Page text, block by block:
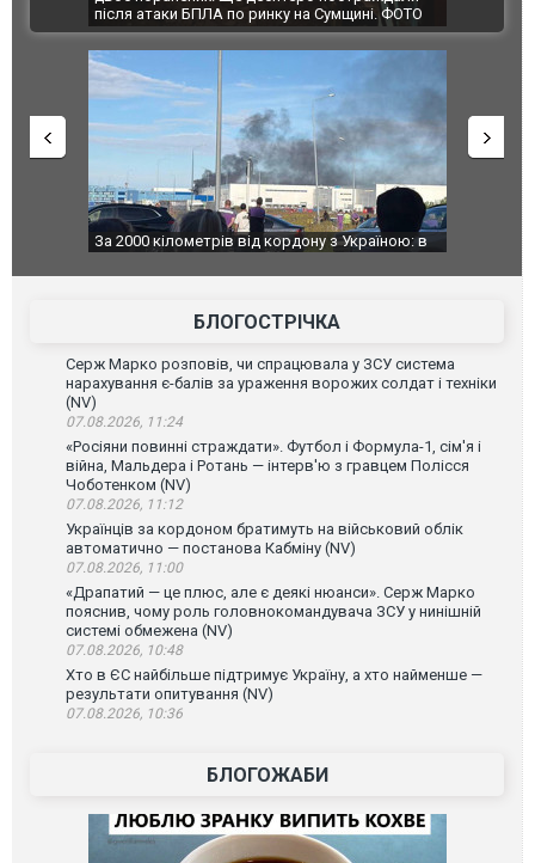
після атаки БПЛА по ринку на Сумщині. ФОТО
склад
ВІДЕО
За 2000 кілометрів від кордону з Україною: в
склад Wildberries. ФОТО. ВІДЕО
В Таїланді
блискавки
БЛОГОСТРІЧКА
Серж Марко розповів, чи спрацювала у ЗСУ система
нарахування є-балів за ураження ворожих солдат і техніки
(NV)
07.08.2026, 11:24
«Росіяни повинні страждати». Футбол і Формула-1, сім'я і
війна, Мальдера і Ротань — інтерв'ю з гравцем Полісся
Чоботенком (NV)
07.08.2026, 11:12
Українців за кордоном братимуть на військовий облік
автоматично — постанова Кабміну (NV)
07.08.2026, 11:00
«Драпатий — це плюс, але є деякі нюанси». Серж Марко
пояснив, чому роль головнокомандувача ЗСУ у нинішній
системі обмежена (NV)
07.08.2026, 10:48
Хто в ЄС найбільше підтримує Україну, а хто найменше —
результати опитування (NV)
07.08.2026, 10:36
БЛОГОЖАБИ